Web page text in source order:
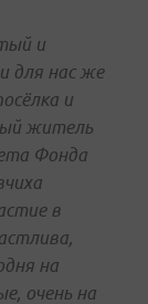
и
для нас же
и
житель
Фонда
в
на
очень на